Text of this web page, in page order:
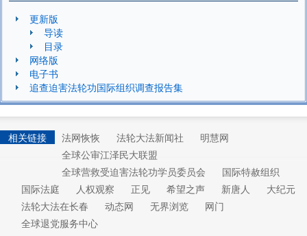
更新版
导读
目录
网络版
电子书
追查迫害法轮功国际组织调查报告集
相关链接 法网恢恢 法轮大法新闻社
明慧网
全球公审江泽民大联盟
全球营救受迫害法轮功学员委员会
国际特赦组织
国际法庭
人权观察 正见 希望之声 新唐人
大纪元
法轮大法在长春
动态网 无界浏览
网门
全球退党服务中心